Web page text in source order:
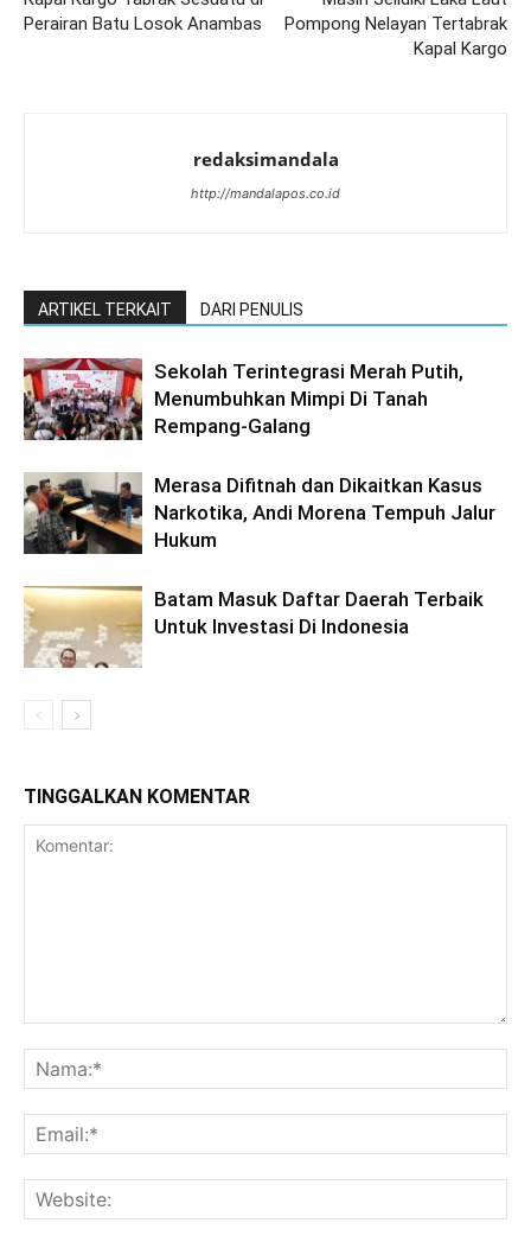
Perairan Batu Losok Anambas
Pompong Nelayan Tertabrak
Kapal Kargo
redaksimandala
http://mandalapos.co.id
ARTIKEL TERKAIT DARI PENULIS
Sekolah Terintegrasi Merah Putih,
Menumbuhkan Mimpi Di Tanah
Rempang-Galang
Merasa Difitnah dan Dikaitkan Kasus
Narkotika, Andi Morena Tempuh Jalur
Hukum
Batam Masuk Daftar Daerah Terbaik
Untuk Investasi Di Indonesia
TINGGALKAN KOMENTAR